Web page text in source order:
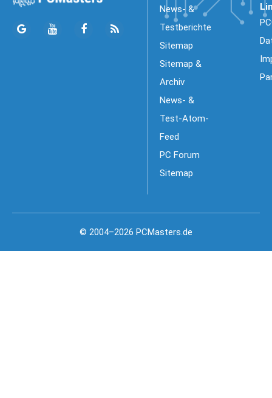
News- &
Testberichte
Sitemap
Sitemap &
Archiv
News- &
Test-Atom-
Feed
PC Forum
Sitemap
© 2004–2026 PCMasters.de